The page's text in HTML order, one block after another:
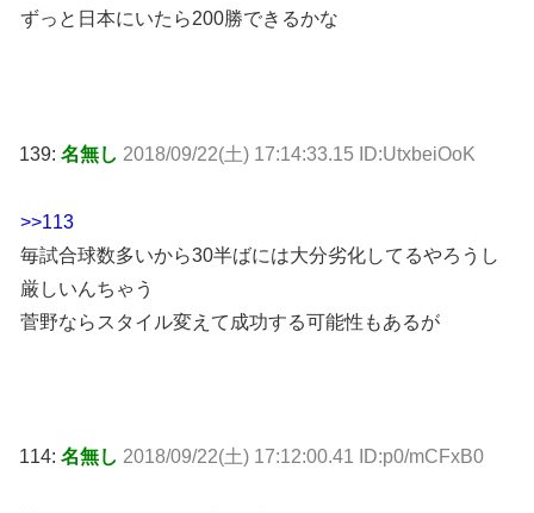
ずっと日本にいたら200勝できるかな
139: 名無し 2018/09/22(土) 17:14:33.15 ID:UtxbeiOoK
>>113
毎試合球数多いから30半ばには大分劣化してるやろうし
厳しいんちゃう
菅野ならスタイル変えて成功する可能性もあるが
114: 名無し 2018/09/22(土) 17:12:00.41 ID:p0/mCFxB0